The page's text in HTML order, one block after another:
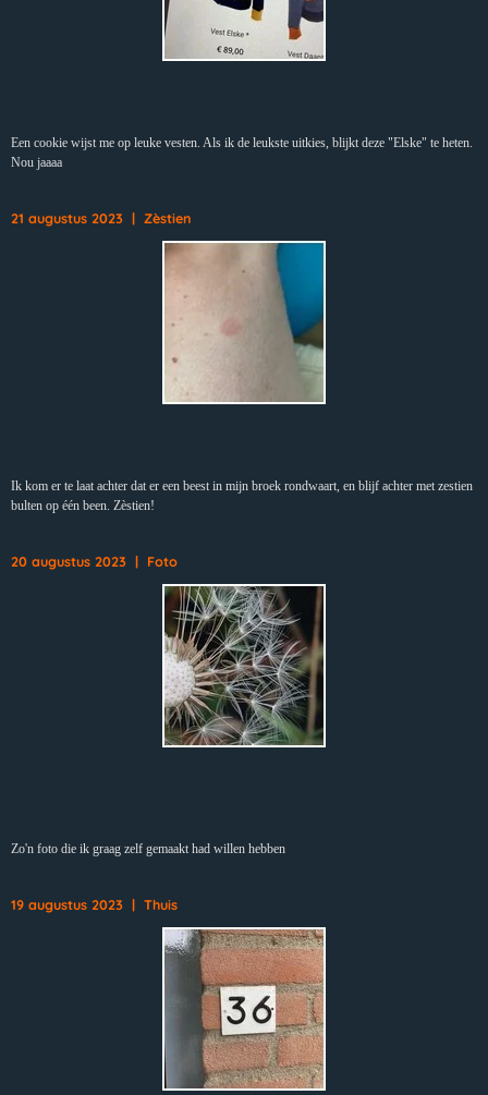
Een cookie wijst me op leuke vesten. Als ik de leukste uitkies, blijkt deze "Elske" te heten.
Nou jaaaa
21 augustus 2023 | Zèstien
Ik kom er te laat achter dat er een beest in mijn broek rondwaart, en blijf achter met zestien
bulten op één been. Zèstien!
20 augustus 2023 | Foto
Zo'n foto die ik graag zelf gemaakt had willen hebben
19 augustus 2023 | Thuis